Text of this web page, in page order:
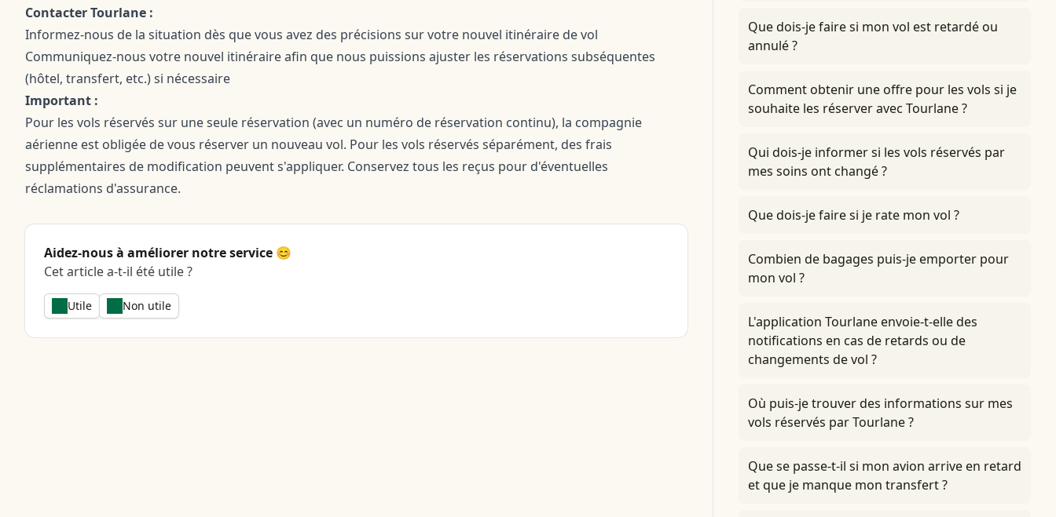
Contacter Tourlane :
Informez-nous de la situation dès que vous avez des précisions sur votre nouvel itinéraire de vol
Communiquez-nous votre nouvel itinéraire afin que nous puissions ajuster les réservations subséquentes
(hôtel, transfert, etc.) si nécessaire
Important :
Pour les vols réservés sur une seule réservation (avec un numéro de réservation continu), la compagnie
aérienne est obligée de vous réserver un nouveau vol. Pour les vols réservés séparément, des frais
supplémentaires de modification peuvent s'appliquer. Conservez tous les reçus pour d'éventuelles
réclamations d'assurance.
Aidez-nous à améliorer notre service 😊
Cet article a-t-il été utile ?
Utile Non utile
Que dois-je faire si mon vol est retardé ou
annulé ?
Comment obtenir une offre pour les vols si je
souhaite les réserver avec Tourlane ?
Qui dois-je informer si les vols réservés par
mes soins ont changé ?
Que dois-je faire si je rate mon vol ?
Combien de bagages puis-je emporter pour
mon vol ?
L'application Tourlane envoie-t-elle des
notifications en cas de retards ou de
changements de vol ?
Où puis-je trouver des informations sur mes
vols réservés par Tourlane ?
Que se passe-t-il si mon avion arrive en retard
et que je manque mon transfert ?